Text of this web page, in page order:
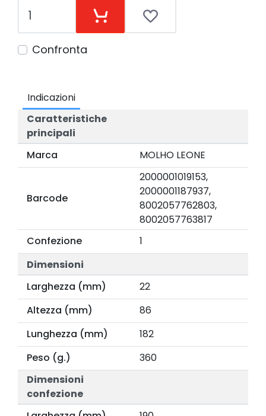
Confronta
Indicazioni
Caratteristiche
principali
Marca
MOLHO LEONE
Barcode
2000001019153,
2000001187937,
8002057762803,
8002057763817
Confezione
1
Dimensioni
Larghezza (mm)
22
Altezza (mm)
86
Lunghezza (mm)
182
Peso (g.)
360
Dimensioni
confezione